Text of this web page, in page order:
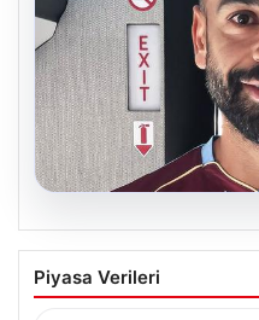
Mohamed Salah
Victor Osimhen’i
Piyasa Verileri